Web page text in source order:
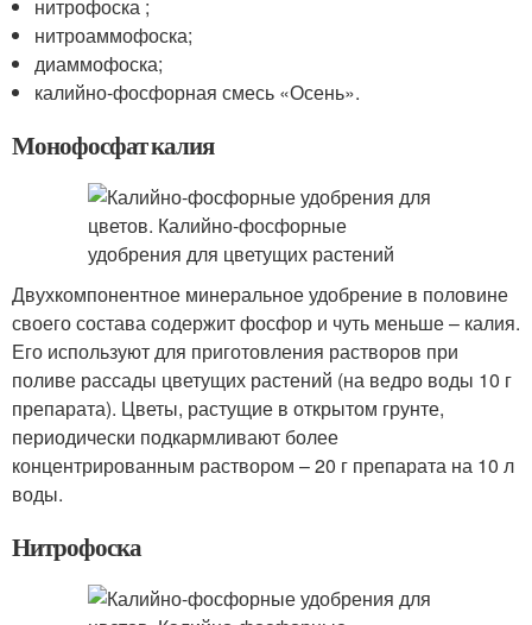
нитрофоска ;
нитроаммофоска;
диаммофоска;
калийно-фосфорная смесь «Осень».
Монофосфат калия
Двухкомпонентное минеральное удобрение в половине
своего состава содержит фосфор и чуть меньше – калия.
Его используют для приготовления растворов при
поливе рассады цветущих растений (на ведро воды 10 г
препарата). Цветы, растущие в открытом грунте,
периодически подкармливают более
концентрированным раствором – 20 г препарата на 10 л
воды.
Нитрофоска